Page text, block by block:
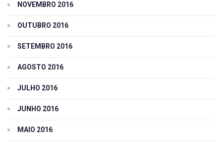
NOVEMBRO 2016
OUTUBRO 2016
SETEMBRO 2016
AGOSTO 2016
JULHO 2016
JUNHO 2016
MAIO 2016